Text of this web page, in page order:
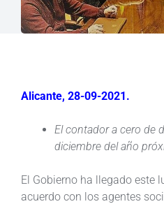
Alicante, 28-09-2021.
El contador a cero de
diciembre del año
El Gobierno ha llegado este
acuerdo con los agentes